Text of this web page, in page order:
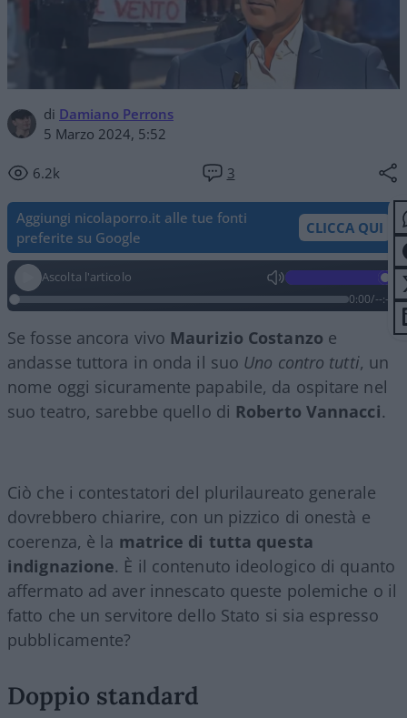
di Damiano Perrons
5 Marzo 2024, 5:52
6.2k 3
Aggiungi nicolaporro.it alle tue fonti
preferite su Google
CLICCA QUI
Ascolta l'articolo
0:00/--:--
Se fosse ancora vivo Maurizio Costanzo e
andasse tuttora in onda il suo Uno contro tutti, un
nome oggi sicuramente papabile, da ospitare nel
suo teatro, sarebbe quello di Roberto Vannacci.
Ciò che i contestatori del plurilaureato generale
dovrebbero chiarire, con un pizzico di onestà e
coerenza, è la matrice di tutta questa
indignazione. È il contenuto ideologico di quanto
affermato ad aver innescato queste polemiche o il
fatto che un servitore dello Stato si sia espresso
pubblicamente?
Doppio standard